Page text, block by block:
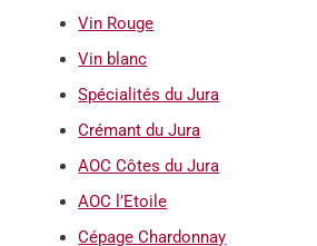
Vin Rouge
Vin blanc
Spécialités du Jura
Crémant du Jura
AOC Côtes du Jura
AOC l’Etoile
Cépage Chardonnay